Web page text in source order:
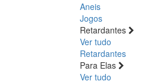
Aneis
Jogos
Retardantes
Ver tudo
Retardantes
Para Elas
Ver tudo